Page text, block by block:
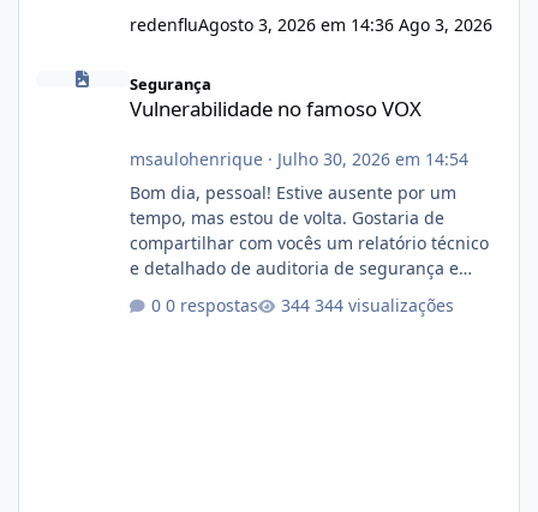
redenfluAgosto 3, 2026 em 14:36 Ago 3, 2026
Segurança
Vulnerabilidade no famoso VOX
msaulohenrique· Julho 30, 2026 em 14:54
Bom dia, pessoal! Estive ausente por um
tempo, mas estou de volta. Gostaria de
compartilhar com vocês um relatório técnico
e detalhado de auditoria de segurança e
atualmente em circulação e comercialização
0 respostas 344 visualizações